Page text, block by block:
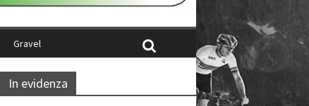
Gravel
In evidenza